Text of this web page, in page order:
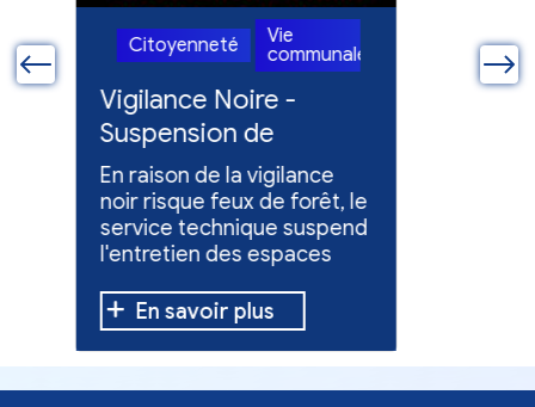
Citoyenneté
Vie
communale
Vigilance Noire -
Suspension de
l'entretien des
espaces verts
En raison de la vigilance
noir risque feux de forêt, le
service technique suspend
l'entretien des espaces
En savoir plus
Feux